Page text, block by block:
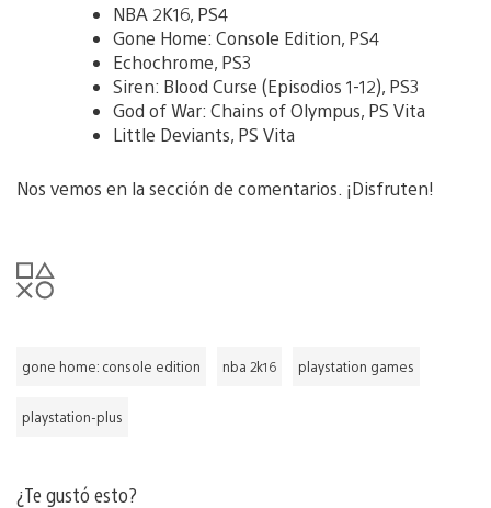
NBA 2K16, PS4
Gone Home: Console Edition, PS4
Echochrome, PS3
Siren: Blood Curse (Episodios 1-12), PS3
God of War: Chains of Olympus, PS Vita
Little Deviants, PS Vita
Nos vemos en la sección de comentarios. ¡Disfruten!
gone home: console edition nba 2k16 playstation games
playstation-plus
¿Te gustó esto?